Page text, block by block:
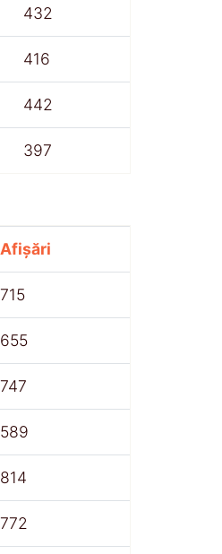
432
416
442
397
Afișări
715
655
747
589
814
772